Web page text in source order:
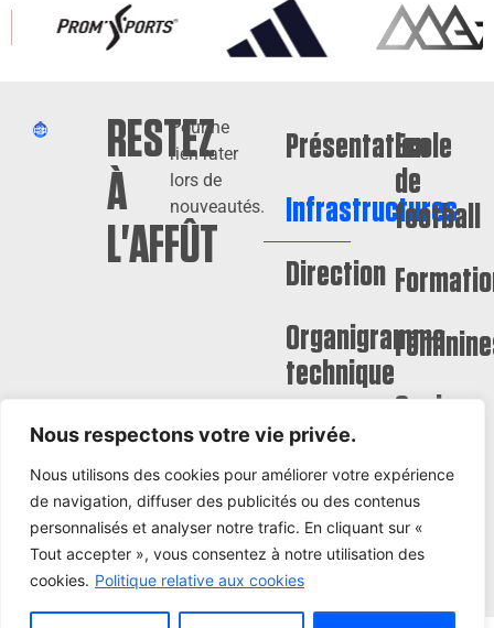
Nous respectons votre vie privée.
Nous utilisons des cookies pour améliorer votre expérience
de navigation, diffuser des publicités ou des contenus
personnalisés et analyser notre trafic. En cliquant sur «
Tout accepter », vous consentez à notre utilisation des
cookies. Politique relative aux cookies
RESTEZ
À
L'AFFÛT
Pour ne
rien rater
lors de
nouveautés.
Présentation
Infrastructures
Direction
Organigramme
technique
Ecole
de
football
Seniors
© Gallia Club Olympique
Bihorellais 2025
CGU